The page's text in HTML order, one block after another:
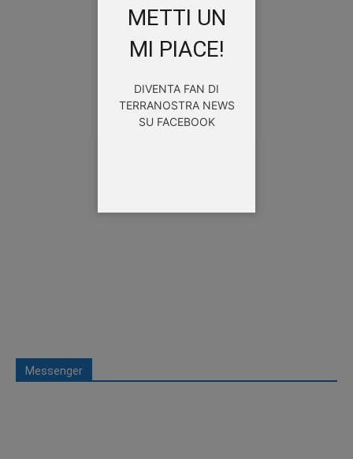
Messenger
METTI UN
MI PIACE!
DIVENTA FAN DI
TERRANOSTRA NEWS
SU FACEBOOK